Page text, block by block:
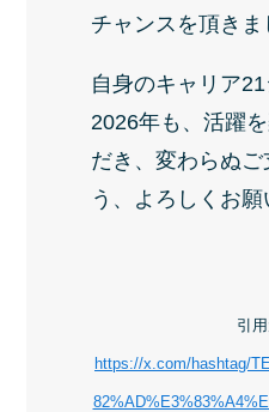
チャンスを頂きま
自身のキャリア
2026年も、活躍
だき、変わらぬ
う、よろしくお願
引用
https://x.com/hashtag/